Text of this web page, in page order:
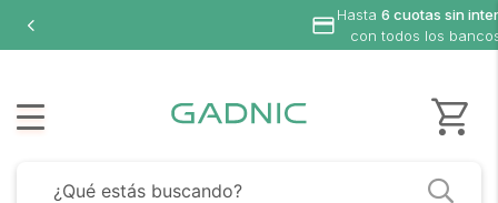
Hasta 6 cuotas sin
con todos los